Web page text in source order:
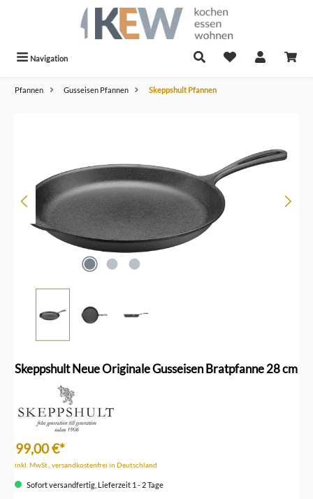
Navigation
Pfannen Gusseisen Pfannen Skeppshult Pfannen
Skeppshult Neue Originale Gusseisen Bratpfanne 28 cm
99,00 €*
inkl. MwSt., versandkostenfrei in Deutschland
Sofort versandfertig, Lieferzeit 1 - 2 Tage